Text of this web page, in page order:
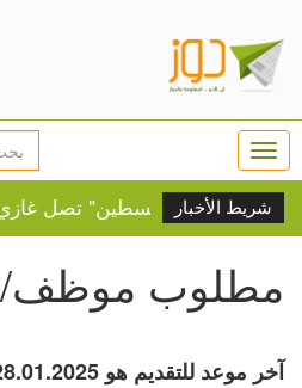
شريط الأخبار
"قافلة فلسطين" تصل غازي
مطلوب موظف/
آخر موعد للتقديم هو 28.01.2025.